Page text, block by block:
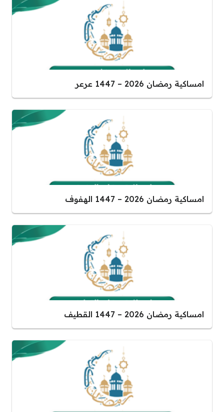
امساكية رمضان 2026 – 1447 عرعر
امساكية رمضان 2026 – 1447 الهفوف
امساكية رمضان 2026 – 1447 القطيف